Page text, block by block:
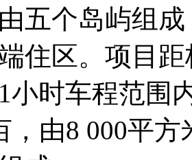
五个岛屿组
住区。项目
小时车程范围
，由8 000平